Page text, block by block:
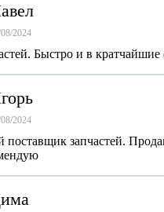
2024
Быстро и в кратчайшие
2024
запчастей.